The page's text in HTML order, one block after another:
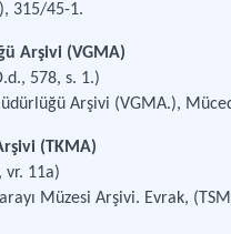
315/45-1.
Arşivi (VGMA)
578, s. 1.)
Arşivi (VGMA.),
(TKMA)
vr. 11a)
Müzesi Arşivi. Evrak,